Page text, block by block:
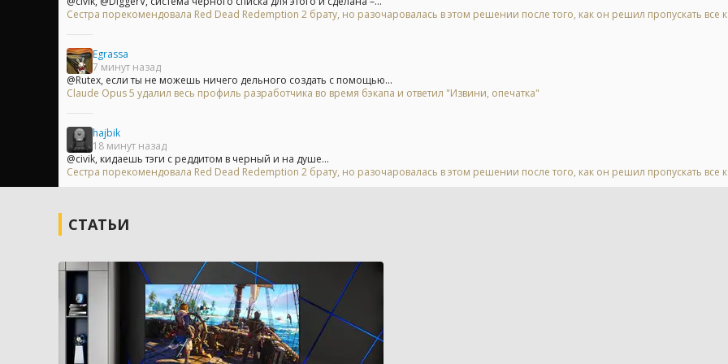
Сестра порекомендовала Red Dead Redemption 2 брату, но разочаровалась в этом решении после того, как он решил пропускать все
Egrassa
7 минут назад
@Rutex, если ты не можешь ничего дельного создать с помощью...
Claude Opus 5 удалил весь профиль разработчика во время бэкапа и ответил "Извини, опечатка"
hajbik
18 минут назад
@civik, кидаешь тэги с реддитом в черный и на душе...
Сестра порекомендовала Red Dead Redemption 2 брату, но разочаровалась в этом решении после того, как он решил пропускать все
СТАТЬИ